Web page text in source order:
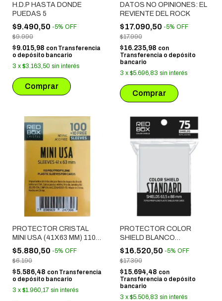
H.D.P HASTA DONDE
PUEDAS 5
$9.490,50 -5% OFF
$9.990
$9.015,98 con Transferencia
o depósito bancario
3 x $3.163,50 sin interés
DATOS NO OPINIONES: EL
REVIENTE DEL ROCK
$17.090,50 -5% OFF
$17.990
$16.235,98 con
Transferencia o depósito
bancario
3 x $5.696,83 sin interés
PROTECTOR CRISTAL
MINI USA (41X63 MM) 110
UNIDADES
$5.880,50 -5% OFF
$6.190
$5.586,48 con Transferencia
o depósito bancario
3 x $1.960,17 sin interés
PROTECTOR COLOR
SHIELD BLANCO
STANDARD (63.5X88 MM)
75 UNIDADES
$16.520,50 -5% OFF
$17.390
$15.694,48 con
Transferencia o depósito
bancario
3 x $5.506,83 sin interés